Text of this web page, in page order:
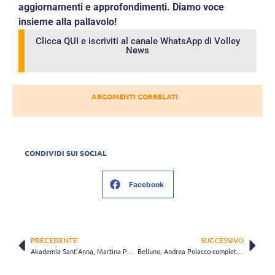
aggiornamenti e approfondimenti. Diamo voce
insieme alla pallavolo!
Clicca QUI e iscriviti al canale WhatsApp di Volley
News
ARGOMENTI CORRELATI
CONDIVIDI SUI SOCIAL
Facebook
PRECEDENTE SUCCESSIVO
Belluno, Andrea Polacco completa il reparto opposti: “Voglio mettermi alla prova”